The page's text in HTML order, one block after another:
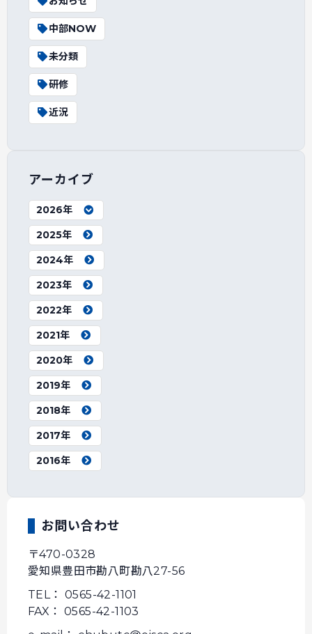
中部NOW
未分類
研修
近況
アーカイブ
2026年
2025年
2024年
2023年
2022年
2021年
2020年
2019年
2018年
2017年
2016年
お問い合わせ
〒470-0328
愛知県豊田市勘八町勘八27-56
TEL： 0565-42-1101
FAX： 0565-42-1103